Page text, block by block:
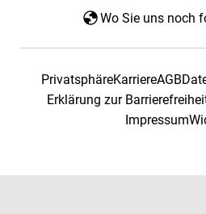
Wo Sie uns noch
PrivatsphäreKarriereAGB
Erklärung zur
Impressum